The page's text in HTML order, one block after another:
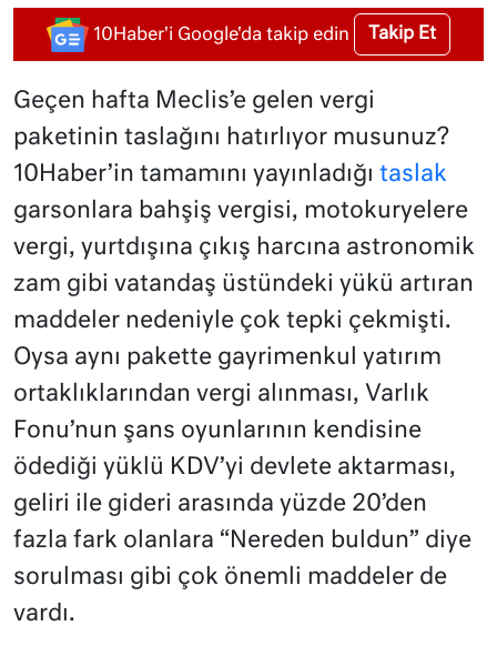
10Haber'i Google'da takip edin Takip Et
Geçen hafta Meclis’e gelen vergi
paketinin taslağını hatırlıyor musunuz?
10Haber’in tamamını yayınladığı taslak
garsonlara bahşiş vergisi, motokuryelere
vergi, yurtdışına çıkış harcına astronomik
zam gibi vatandaş üstündeki yükü artıran
maddeler nedeniyle çok tepki çekmişti.
Oysa aynı pakette gayrimenkul yatırım
ortaklıklarından vergi alınması, Varlık
Fonu’nun şans oyunlarının kendisine
ödediği yüklü KDV’yi devlete aktarması,
geliri ile gideri arasında yüzde 20’den
fazla fark olanlara “Nereden buldun” diye
sorulması gibi çok önemli maddeler de
vardı.